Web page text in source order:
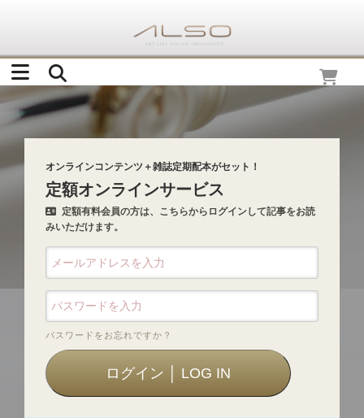
オンラインコンテンツ＋雑誌定期配本がセット！
定額オンラインサービス
定額有料会員の方は、こちらからログインして記事をお読
みいただけます。
パスワードをお忘れですか？